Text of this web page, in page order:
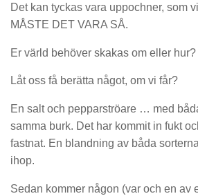
Det kan tyckas vara uppochner, som
MÅSTE DET VARA SÅ.
Er värld behöver skakas om eller
Låt oss få berätta något, om vi får?
En salt och pepparströare … med
samma burk. Det har kommit in fukt
fastnat. En blandning av båda
ihop.
Sedan kommer någon (var och en av